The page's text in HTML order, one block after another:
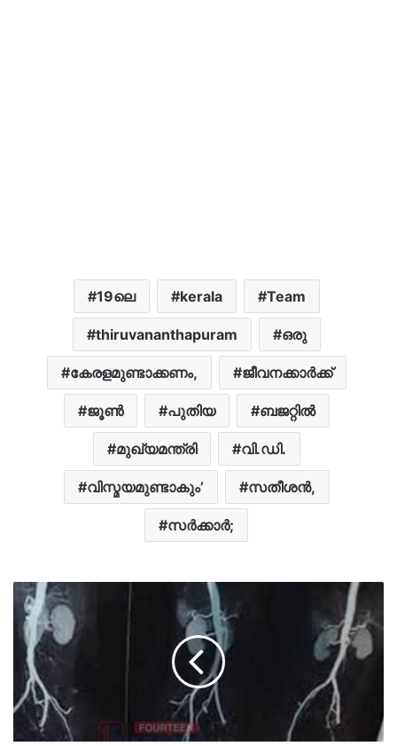
19ലെ kerala Team
thiruvananthapuram ഒരു
കേരളമുണ്ടാക്കണം, ജീവനക്കാര്‍ക്ക്
ജൂൺ പുതിയ ബജറ്റിൽ
മുഖ്യമന്ത്രി വി.ഡി.
വിസ്മയമുണ്ടാകും’ സതീശൻ,
സർക്കാർ;